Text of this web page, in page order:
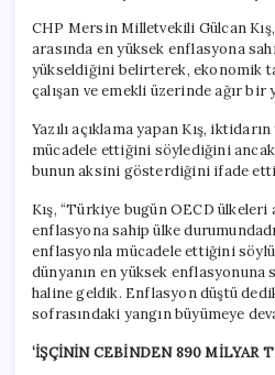
CHP Mersin Milletvekili Gülcan
arasında en yüksek enflasyona
yükseldiğini belirterek, ekonomik
çalışan ve emekli üzerinde ağır
Yazılı açıklama yapan Kış,
mücadele ettiğini söylediğini
bunun aksini gösterdiğini ifade
Kış, “Türkiye bugün OECD ülkeleri
enflasyona sahip ülke
enflasyonla mücadele ettiğini
dünyanın en yüksek
haline geldik. Enflasyon düştü
sofrasındaki yangın büyümeye
‘İŞÇİNİN CEBİNDEN 890 MİLYAR